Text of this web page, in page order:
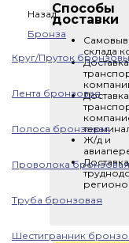
Назад
Бронза
Круг/Пруток
Лента бронзовая
Полоса бронзовая
Проволока бронзовая
Труба бронзовая
Шестигранник
Способы
доставки
склада
Доставка
Доставка
Ж/д и